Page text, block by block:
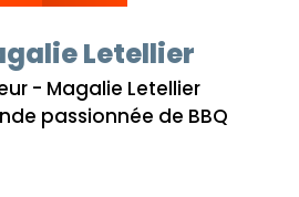
Letellier
- Magalie Letellier
passionnée de BBQ